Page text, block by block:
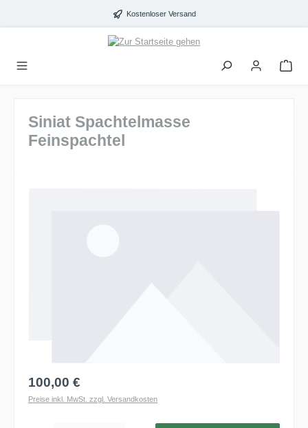
Kostenloser Versand
Siniat Spachtelmasse
Feinspachtel
100,00 €
Preise inkl. MwSt. zzgl. Versandkosten